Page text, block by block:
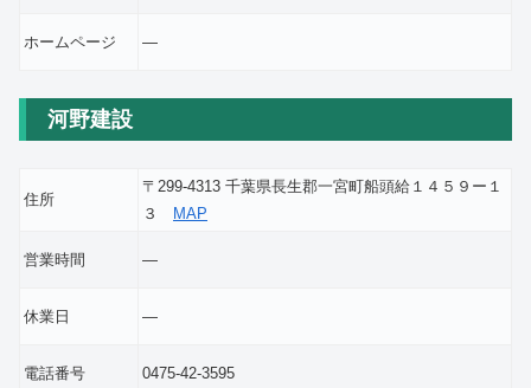
ホームページ ―
河野建設
住所
〒299-4313 千葉県長生郡一宮町船頭給１４５９ー１
３
MAP
営業時間 ―
休業日 ―
電話番号 0475-42-3595